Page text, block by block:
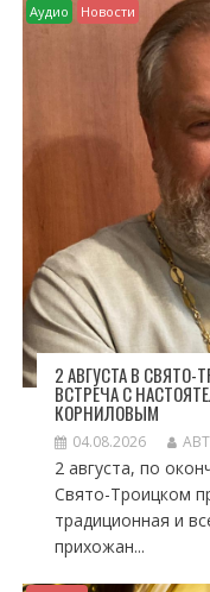
Аудио Новости
2 АВГУСТА В
ВСТРЕЧА С
КОРНИЛОВЫМ
04.08.2026
2 августа, по
Свято-Троицком
традиционная и
прихожан...